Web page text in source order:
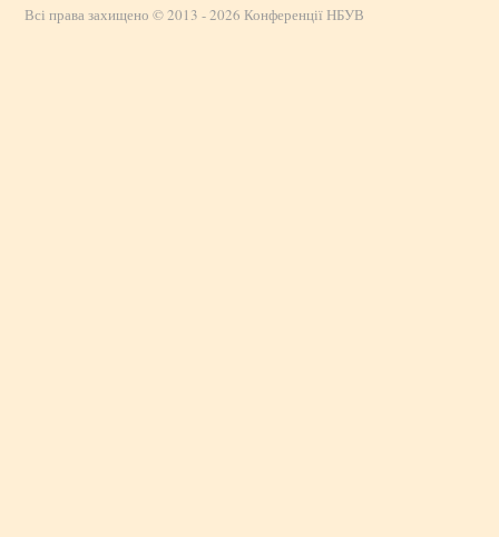
Всі права захищено © 2013 - 2026 Конференції НБУВ